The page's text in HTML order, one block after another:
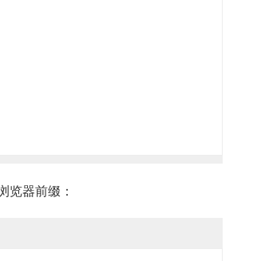
览器前缀：